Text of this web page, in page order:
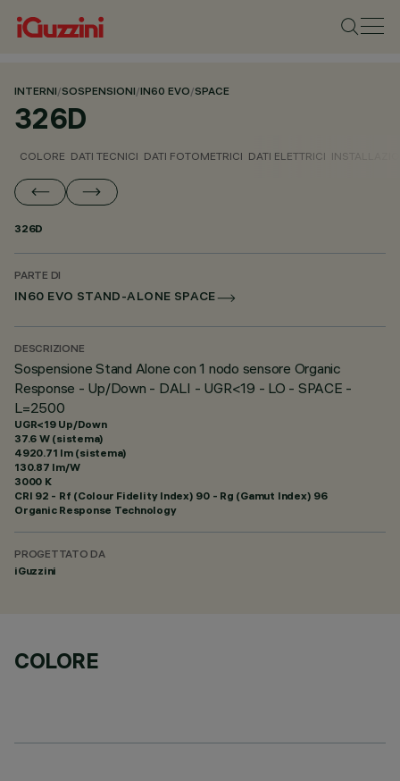
INTERNI/SOSPENSIONI/IN60 EVO/SPACE
326D
COLORE DATI TECNICI DATI FOTOMETRICI DATI ELETTRICI
326D
PARTE DI
IN60 EVO STAND-ALONE SPACE
DESCRIZIONE
Sospensione Stand Alone con 1 nodo sensore Organic
Response - Up/Down - DALI - UGR<19 - LO - SPACE -
L=2500
UGR<19 Up/Down
37.6 W (sistema)
4920.71 lm (sistema)
130.87 lm/W
3000 K
CRI 92 - Rf (Colour Fidelity Index) 90 - Rg (Gamut Index) 96
Organic Response Technology
PROGETTATO DA
iGuzzini
COLORE